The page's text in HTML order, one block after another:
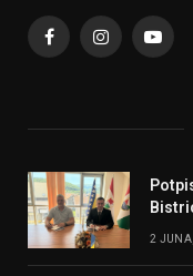
FacebookInstagram
2